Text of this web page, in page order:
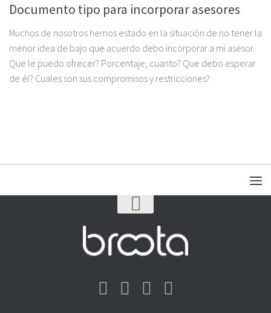
Documento tipo para incorporar asesores
Muchos de nosotros hemos estado en la situación de no tener la
menor idea de bajo que acuerdo debo incorporar a mi asesor.
Que le puedo ofrecer? Porcentaje, cuanto? Que debo esperar
de él? Cuales son sus compromisos y restricciones?